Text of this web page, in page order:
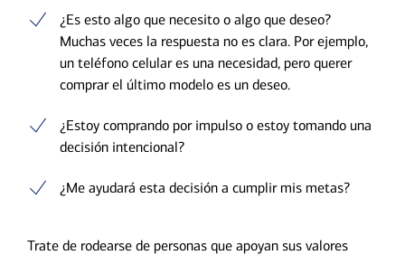
¿Es esto algo que necesito o algo que deseo?
Muchas veces la respuesta no es clara. Por ejemplo,
un teléfono celular es una necesidad, pero querer
comprar el último modelo es un deseo.
¿Estoy comprando por impulso o estoy tomando una
decisión intencional?
¿Me ayudará esta decisión a cumplir mis metas?
Trate de rodearse de personas que apoyan sus valores